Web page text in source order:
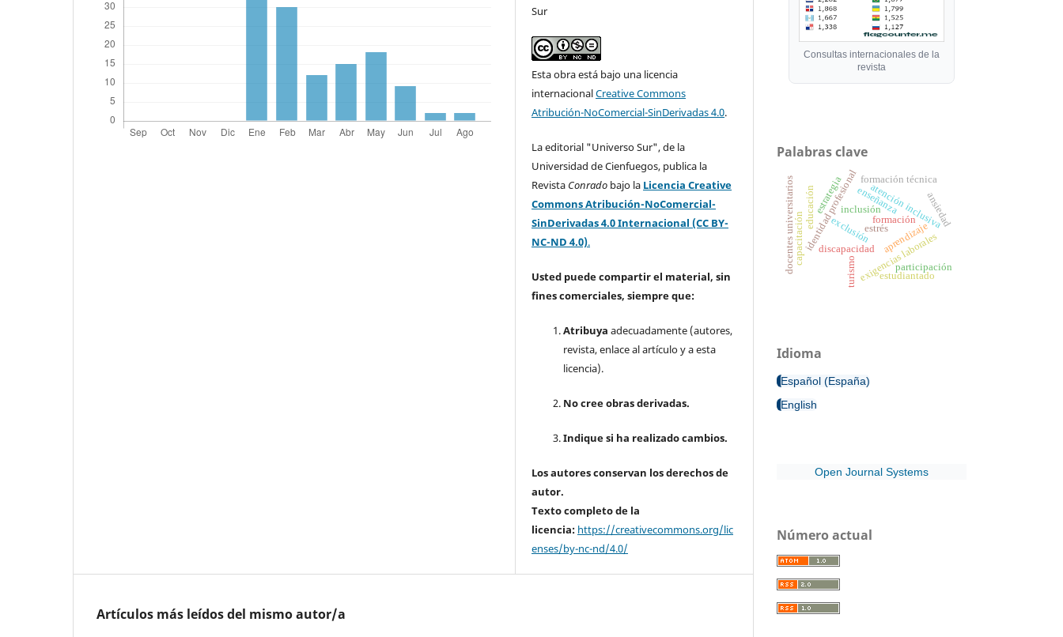
Sur
Esta obra está bajo una licencia
internacionalCreative Commons
Atribución-NoComercial-SinDerivadas 4.0.
La editorial "Universo Sur", de la
Universidad de Cienfuegos, publica la
Revista Conrado bajo la Licencia Creative
Commons Atribución-NoComercial-
SinDerivadas 4.0 Internacional (CC BY-
NC-ND 4.0).
Usted puede compartir el material, sin
fines comerciales, siempre que:
Atribuya adecuadamente (autores,
revista, enlace al artículo y a esta
licencia).
No cree obras derivadas.
Indique si ha realizado cambios.
Los autores conservan los derechos de
autor.
Texto completo de la
licencia: https://creativecommons.org/lic
enses/by-nc-nd/4.0/
Artículos más leídos del mismo autor/a
Consultas internacionales de la
revista
Palabras clave
formación
atención inclusiva
identidad profesionalenseñanza
aprendizaje
inclusión
exclusión
discapacidad
capacitación estrés ansiedad
exigencias laborales
docentes universitarios formación técnica
turismo
educación
participación
estrategia
estudiantado
Idioma
Español (España)
English
Open Journal Systems
Número actual